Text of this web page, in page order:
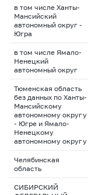
в том числе Ханты-
Мансийский
автономный округ -
Югра
в том числе Ямало-
Ненецкий
автономный округ
Тюменская область
без данных по Ханты-
Мансийскому
автономному округу
- Югре и Ямало-
Ненецкому
автономному округу
Челябинская
область
СИБИРСКИЙ